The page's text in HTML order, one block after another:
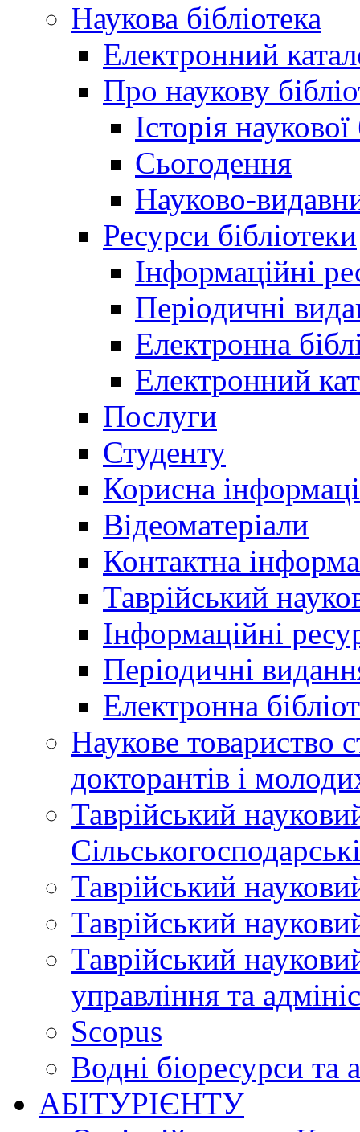
Наукова бібліотека
Електронний
Про наукову
Історія
Сьогодення
Науково-
Ресурси бібліотеки
Інформаційні
Періодичні
Електронна
Електронний
Послуги
Студенту
Корисна
Відеоматеріали
Контактна
Таврійський
Інформаційні
Періодичні
Електронна
Наукове товариство
докторантів і
Таврійський
Таврійський
Таврійський
Таврійський
управління та
Scopus
Водні біоресурси та
АБІТУРІЄНТУ